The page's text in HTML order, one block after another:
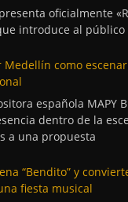
oficialmente
introduce al público
Medellín como
española MAPY
dentro de la
a una propuesta
“Bendito” y
fiesta musical